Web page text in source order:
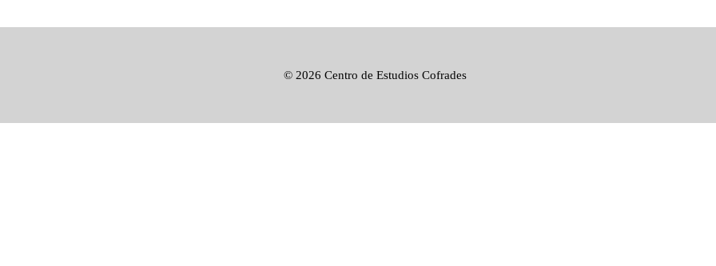
© 2026 Centro de Estudios Cofrades